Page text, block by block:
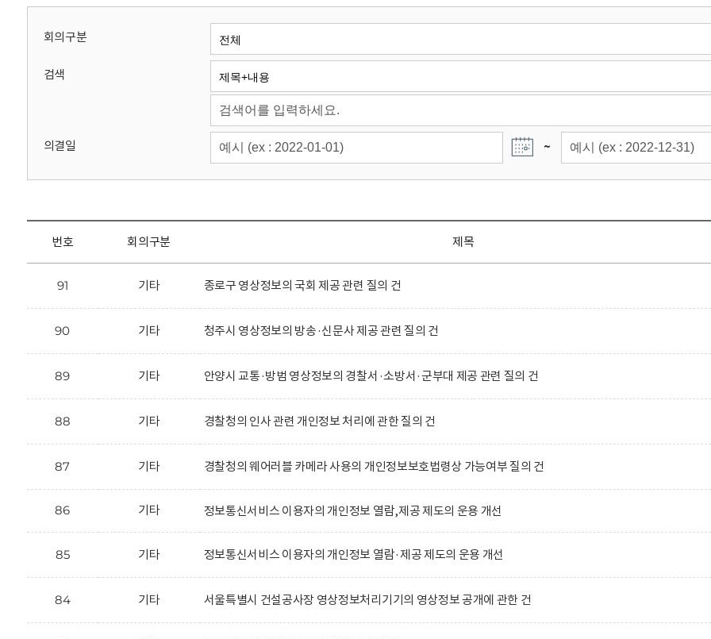
회
회의구분
검색
의결일 ~
번호 회의구분 제목
91 기타 종로구 영상정보의 국회 제공 관련 질의 건
90 기타 청주시 영상정보의 방송·신문사 제공 관련 질의 건
89 기타 안양시 교통·방범 영상정보의 경찰서·소방서·군부대 제공 관련 질의 건
88 기타 경찰청의 인사 관련 개인정보 처리에 관한 질의 건
87 기타 경찰청의 웨어러블 카메라 사용의 개인정보보호법령상 가능여부 질의 건
86 기타 정보통신서비스 이용자의 개인정보 열람,제공 제도의 운용 개선
85 기타 정보통신서비스 이용자의 개인정보 열람·제공 제도의 운용 개선
84 기타 서울특별시 건설공사장 영상정보처리기기의 영상정보 공개에 관한 건